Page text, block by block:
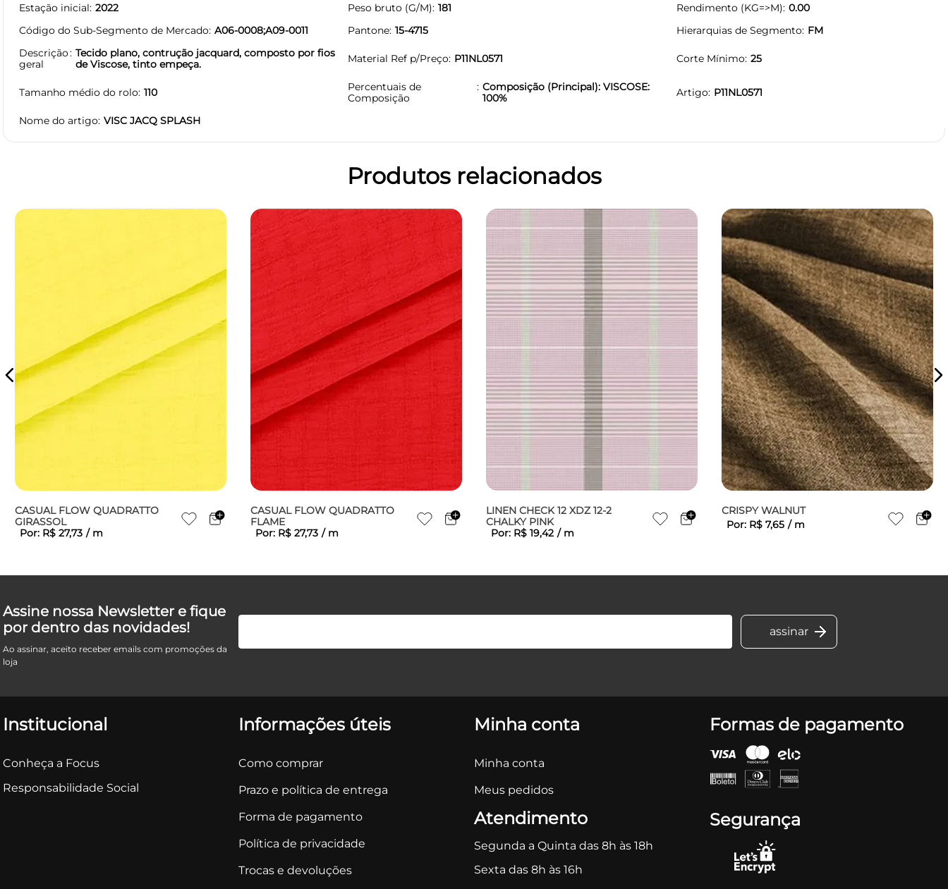
Estação inicial 2022 Peso bruto (G/M) 181 Rendimento (KG=>M) 0.00
Código do Sub-Segmento de Mercado A06-0008;A09-0011 Pantone 15-4715 Hierarquias de Segmento FM
Descrição
geral
Tecido plano, contrução jacquard, composto por fios
de Viscose, tinto empeça.
Material Ref p/Preço P11NL0571 Corte Mínimo 25
Tamanho médio do rolo 110
Percentuais de
Composição
Composição (Principal): VISCOSE:
100%
Artigo P11NL0571
Nome do artigo VISC JACQ SPLASH
Produtos relacionados
CASUAL FLOW QUADRATTO
GIRASSOL
Por: R$ 27,73 / m
CASUAL FLOW QUADRATTO
FLAME
Por: R$ 27,73 / m
LINEN CHECK 12 XDZ 12-2
CHALKY PINK
Por: R$ 19,42 / m
CRISPY WALNUT
Por: R$ 7,65 / m
Assine nossa Newsletter e fique
por dentro das novidades!
Ao assinar, aceito receber emails com promoções da
loja
Institucional
Conheça a Focus
Responsabilidade Social
Informações úteis
Como comprar
Prazo e política de entrega
Forma de pagamento
Política de privacidade
Trocas e devoluções
Minha conta
Minha conta
Meus pedidos
Atendimento
Segunda a Quinta das 8h às 18h
Sexta das 8h às 16h
Formas de pagamento
Segurança